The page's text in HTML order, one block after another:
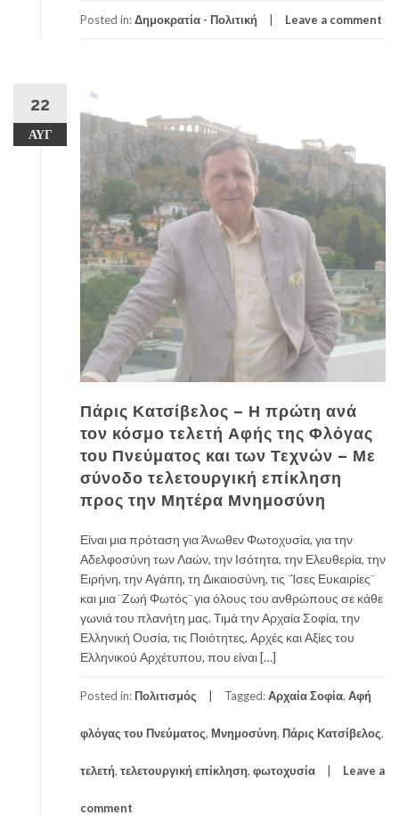
Posted in:Δημοκρατία - Πολιτική Leave a comment
22
ΑΥΓ
Πάρις Κατσίβελος – Η πρώτη ανά
τον κόσμο τελετή Αφής της Φλόγας
του Πνεύματος και των Τεχνών – Με
σύνοδο τελετουργική επίκληση
προς την Μητέρα Μνημοσύνη
Είναι μια πρόταση για Άνωθεν Φωτοχυσία, για την
Αδελφοσύνη των Λαών, την Ισότητα, την Ελευθερία, την
Ειρήνη, την Αγάπη, τη Δικαιοσύνη, τις ¨Ίσες Ευκαιρίες¨
και μια ¨Ζωή Φωτός¨ για όλους του ανθρώπους σε κάθε
γωνιά του πλανήτη μας. Τιμά την Αρχαία Σοφία, την
Ελληνική Ουσία, τις Ποιότητες, Αρχές και Αξίες του
Ελληνικού Αρχέτυπου, που είναι […]
Posted in: Πολιτισμός Tagged:Αρχαία Σοφία, Αφή
φλόγας του Πνεύματος, Μνημοσύνη, Πάρις Κατσίβελος,
τελετή, τελετουργική επίκληση, φωτοχυσία Leave a
comment